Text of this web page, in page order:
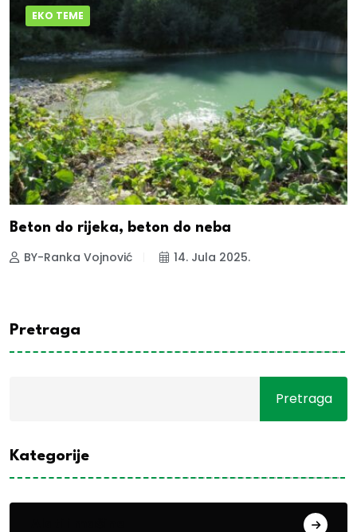
EKO TEME
Beton do rijeka, beton do neba
BY-Ranka Vojnović 14. Jula 2025.
Pretraga
Pretraga
Kategorije